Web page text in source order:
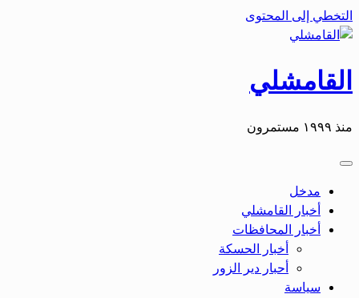
التخطي إلى المحتوى
القامشلي
منذ ١٩٩٩ مستمرون
مدخل
أخبار القامشلي
أخبار المحافظات
أخبار الحسكة
أحبار دير الزور
سياسة